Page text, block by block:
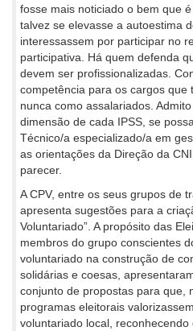
fosse mais noticiado o bem que
talvez se elevasse a autoestima
interessassem por participar no
participativa. Há quem defenda
devem ser profissionalizadas.
competência para os cargos que
nunca como assalariados.
dimensão de cada IPSS, se
Técnico/a especializado/a em
as orientações da Direção da
parecer.
A CPV, entre os seus grupos de
apresenta sugestões para a
Voluntariado”. A propósito das
membros do grupo conscientes
voluntariado na construção de
solidárias e coesas,
conjunto de propostas para que,
programas eleitorais
voluntariado local, reconhecendo